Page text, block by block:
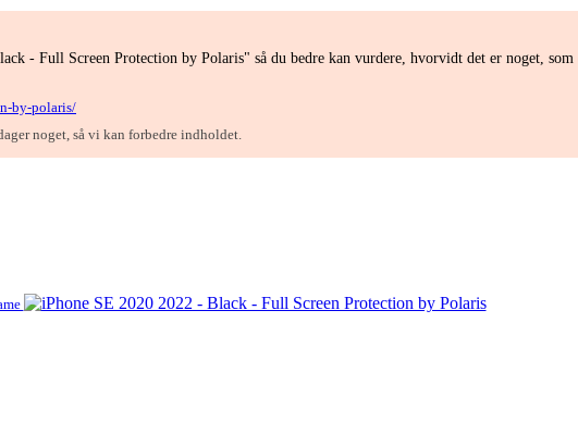
- Full Screen Protection by Polaris" så du bedre kan vurdere, hvorvidt det er noget, som
by-polaris/
noget, så vi kan forbedre indholdet.